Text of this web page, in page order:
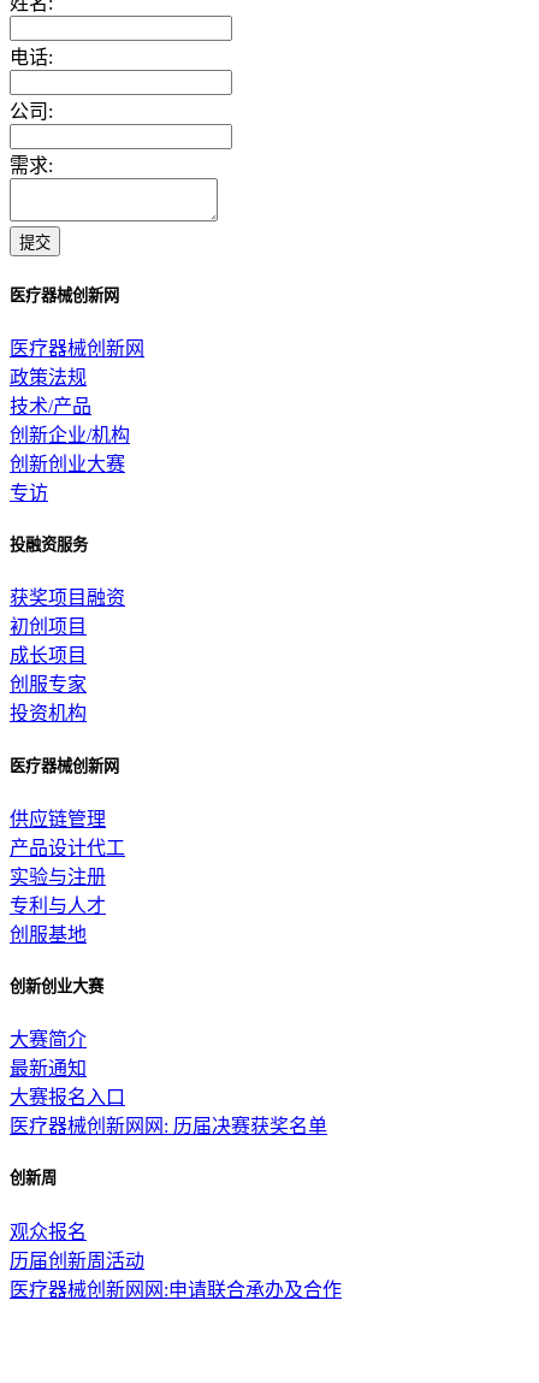
电话:
公司:
需求:
提交
医疗器械创新网
医疗器械创新网
政策法规
技术/产品
创新企业/机构
创新创业大赛
专访
投融资服务
获奖项目融资
初创项目
成长项目
创服专家
投资机构
医疗器械创新网
供应链管理
产品设计代工
实验与注册
专利与人才
创服基地
创新创业大赛
大赛简介
最新通知
大赛报名入口
医疗器械创新网网: 历届决赛获奖名单
创新周
观众报名
历届创新周活动
医疗器械创新网网:申请联合承办及合作